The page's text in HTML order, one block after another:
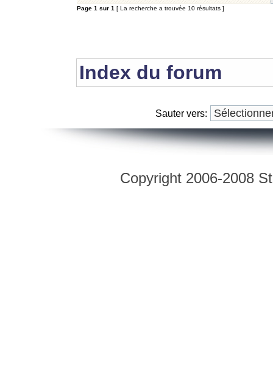
Page 1 sur 1 [ La recherche a trouvée 10 résultats ]
Index du forum
Sauter vers:
Copyright 2006-2008